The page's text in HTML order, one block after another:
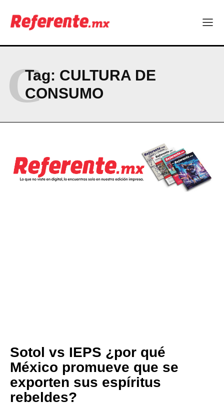
¿Y si el futuro industrial de Chihuahua estuviera en el aire?
partida
Company
ABOUT
CONTACT
NEWSLETTER
Tag: CULTURA DE
CONSUMO
C
Sotol vs IEPS ¿por qué
México promueve que se
exporten sus espíritus
rebeldes?